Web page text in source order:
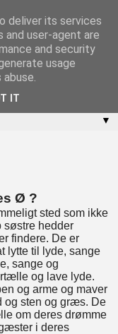
vi skaber nye
▼
Ø ?
sted som ikke
søstre hedder
findere. De er
lytte til lyde, sange
sange og
og lave lyde.
og arme og maver
og sten og græs. De
om deres drømme
i deres
deliver its services
and user-agent are
and security
usage
IT